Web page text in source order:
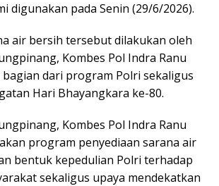
digunakan pada Senin (29/6/2026).
air bersih tersebut dilakukan oleh
Kombes Pol Indra Ranu
dari program Polri sekaligus
Hari Bhayangkara ke-80.
Kombes Pol Indra Ranu
program penyediaan sarana air
bentuk kepedulian Polri terhadap
sekaligus upaya mendekatkan